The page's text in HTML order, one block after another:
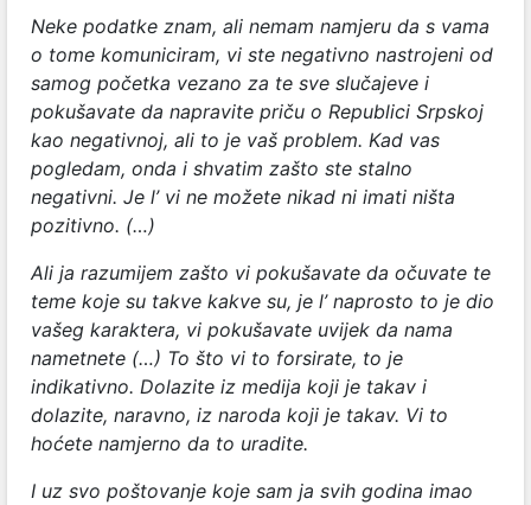
Neke podatke znam, ali nemam namjeru da s vama
o tome komuniciram, vi ste negativno nastrojeni od
samog početka vezano za te sve slučajeve i
pokušavate da napravite priču o Republici Srpskoj
kao negativnoj, ali to je vaš problem. Kad vas
pogledam, onda i shvatim zašto ste stalno
negativni. Je l’ vi ne možete nikad ni imati ništa
pozitivno. (…)
Ali ja razumijem zašto vi pokušavate da očuvate te
teme koje su takve kakve su, je l’ naprosto to je dio
vašeg karaktera, vi pokušavate uvijek da nama
nametnete (…) To što vi to forsirate, to je
indikativno. Dolazite iz medija koji je takav i
dolazite, naravno, iz naroda koji je takav. Vi to
hoćete namjerno da to uradite.
I uz svo poštovanje koje sam ja svih godina imao